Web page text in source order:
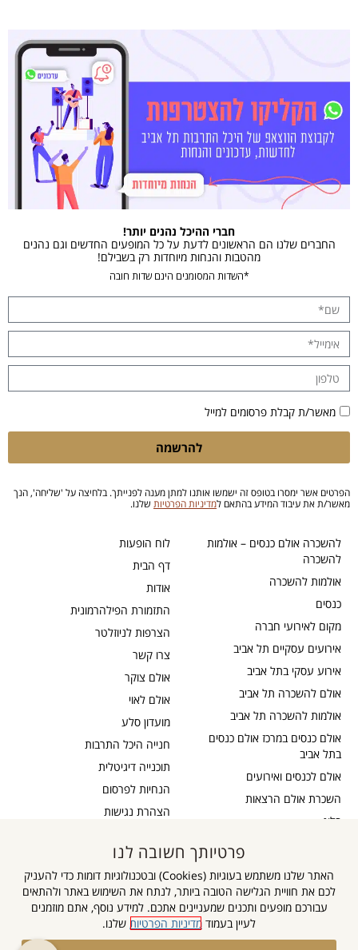
לוח הופעות
דף הבית
אודות
התזמורת הפילהרמונית
הצרפות לניוזלטר
צרו קשר
אולם צוקר
אולם לאוי
מועדון סלע
חנייה היכל התרבות
תוכנייה דיגיטלית
הנחיות לפרסום
הצהרת נגישות
אישור נגישות
מדיניות פרטיות
מפת אתר
להשכרה אולם כנסים – אולמות
להשכרה
אולמות להשכרה
כנסים
מקום לאירועי חברה
אירועים עסקיים תל אביב
אירוע עסקי בתל אביב
אולם להשכרה תל אביב
אולמות להשכרה תל אביב
אולם כנסים במרכז אולם כנסים
בתל אביב
אולם לכנסים ואירועים
השכרת אולם הרצאות
בלוג
חברי ההיכל נהנים יותר!
החברים שלנו הם הראשונים לדעת על כל המופעים החדשים וגם נהנים
מהטבות והנחות מיוחדות רק בשבילם!
*השדות המסומנים הינם שדות חובה
מאשר/ת קבלת פרסומים למייל
להרשמה
הפרטים אשר ימסרו בטופס זה ישמשו אותנו למתן מענה לפנייתך. בלחיצה על 'שליחה', הנך
מאשר/ת את עיבוד המידע בהתאם למדיניות הפרטיות שלנו.
פרטיותך חשובה לנו
האתר שלנו משתמש בעוגיות (Cookies) ובטכנולוגיות דומות כדי להעניק
לכם את חוויית הגלישה הטובה ביותר, לנתח את השימוש באתר ולהתאים
עבורכם מופעים ותכנים שמעניינים אתכם. למידע נוסף, אתם מוזמנים
לעיין בעמוד מדיניות הפרטיות שלנו.